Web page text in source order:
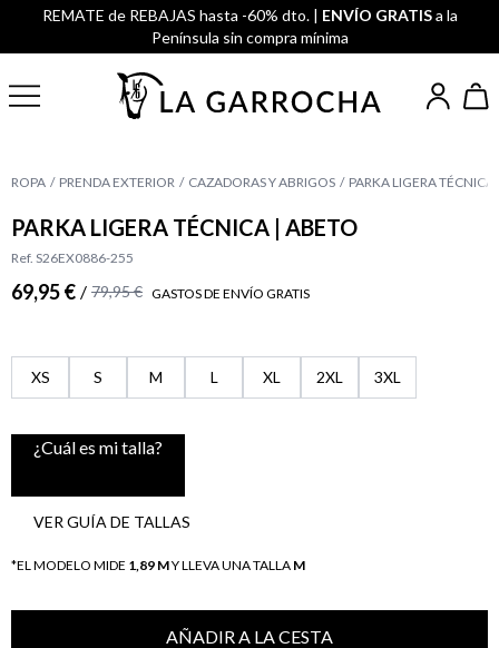
REMATE de REBAJAS hasta -60% dto. | ENVÍO GRATISa la
Península sin compra mínima
ROPA PRENDA EXTERIOR CAZADORAS Y ABRIGOS PARKA LIGERA
PARKA LIGERA TÉCNICA | ABETO
Ref. S26EX0886-255
69,95 € / 79,95 € GASTOS DE ENVÍO GRATIS
XS S M L XL 2XL 3XL
¿Cuál es mi talla?
VER GUÍA DE TALLAS
*EL MODELO MIDE 1,89 MY LLEVA UNA TALLA M
AÑADIR A LA CESTA